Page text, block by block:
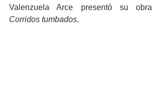
Corridos tumbados.